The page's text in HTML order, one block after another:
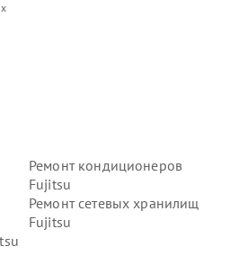
Ремонт кондиционеров
Fujitsu
Ремонт сетевых хранилищ
Fujitsu